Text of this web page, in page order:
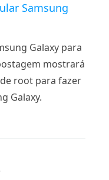
Samsung
Galaxy para
mostrará
root para fazer
Galaxy.